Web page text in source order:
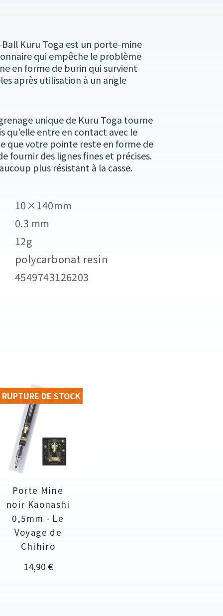
Kuru Toga est un porte-mine
qui empêche le problème
en forme de burin qui survient
après utilisation à un angle
unique de Kuru Toga tourne
qu'elle entre en contact avec le
que votre pointe reste en forme de
fournir des lignes fines et précises.
plus résistant à la casse.
10×140mm
0.3 mm
12g
polycarbonat resin
4549743126203
Porte Mine
noir Kaonashi
0,5mm - Le
Voyage de
Chihiro
Prix
14,90 €
RUPTURE DE STOCK